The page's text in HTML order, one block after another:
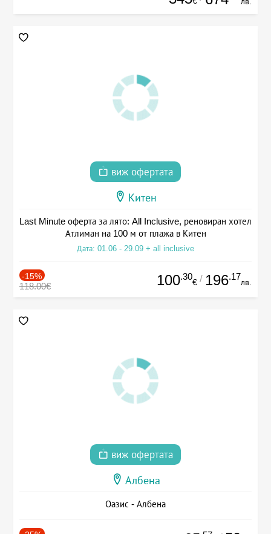
виж офертата
Китен
Last Minute оферта за лято: All Inclusive, реновиран хотел
Атлиман на 100 м от плажа в Китен
Дата: 01.06 - 29.09 + all inclusive
-15%
118.00€ 100.30
€ / 196.17
лв.
виж офертата
Албена
Оазис - Албена